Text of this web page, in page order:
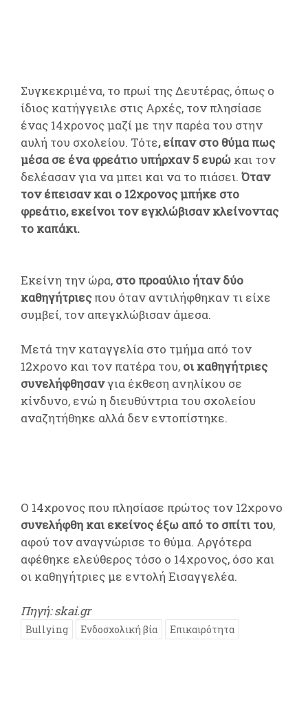
Συγκεκριμένα, το πρωί της Δευτέρας, όπως ο
ίδιος κατήγγειλε στις Αρχές, τον πλησίασε
ένας 14χρονος μαζί με την παρέα του στην
αυλή του σχολείου. Τότε, είπαν στο θύμα πως
μέσα σε ένα φρεάτιο υπήρχαν 5 ευρώ και τον
δελέασαν για να μπει και να το πιάσει. Όταν
τον έπεισαν και ο 12χρονος μπήκε στο
φρεάτιο, εκείνοι τον εγκλώβισαν κλείνοντας
το καπάκι.
Εκείνη την ώρα, στο προαύλιο ήταν δύο
καθηγήτριεςπου όταν αντιλήφθηκαν τι είχε
συμβεί, τον απεγκλώβισαν άμεσα.
Μετά την καταγγελία στο τμήμα από τον
12χρονο και τον πατέρα του, οι καθηγήτριες
συνελήφθησανγια έκθεση ανηλίκου σε
κίνδυνο, ενώ η διευθύντρια του σχολείου
αναζητήθηκε αλλά δεν εντοπίστηκε.
Ο 14χρονος που πλησίασε πρώτος τον 12χρονο
συνελήφθη και εκείνος έξω από το σπίτι του,
αφού τον αναγνώρισε το θύμα. Αργότερα
αφέθηκε ελεύθερος τόσο ο 14χρονος, όσο και
οι καθηγήτριες με εντολή Εισαγγελέα.
Πηγή: skai.gr
Bullying Ενδοσχολική βία Επικαιρότητα